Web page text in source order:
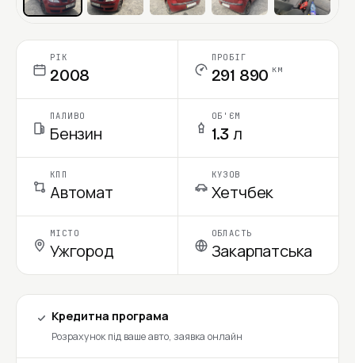
РІК
2008
ПРОБІГ
291 890 км
ПАЛИВО
Бензин
ОБ'ЄМ
1.3 л
КПП
Автомат
КУЗОВ
Хетчбек
МІСТО
Ужгород
ОБЛАСТЬ
Закарпатська
Кредитна програма
Розрахунок під ваше авто, заявка онлайн